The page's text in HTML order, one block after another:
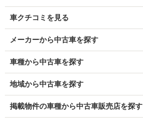
車クチコミを見る
メーカーから中古車を探す
車種から中古車を探す
地域から中古車を探す
掲載物件の車種から中古車販売店を探す